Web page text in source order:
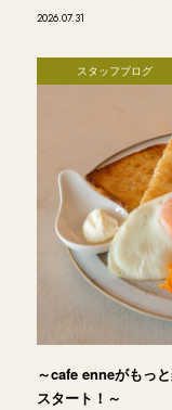
2026.07.31
スタッフブログ
～cafe enneがもっ
スタート！～